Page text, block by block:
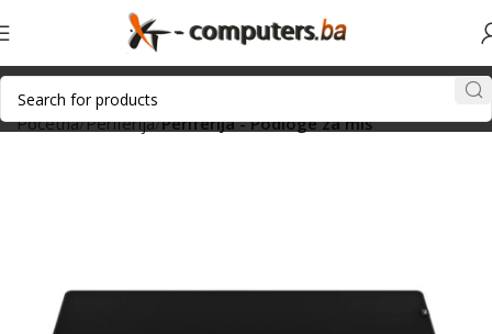
Početna Periferija Periferija - Podloge za miš